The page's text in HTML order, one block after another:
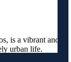
is a vibrant and
urban life.